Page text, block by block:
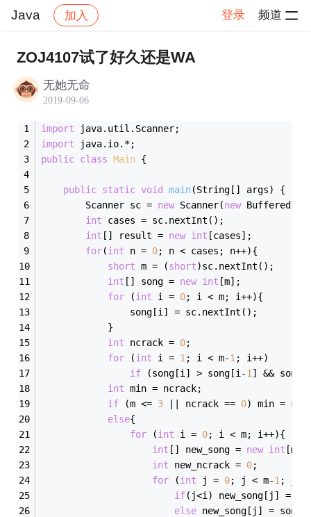
Java 加入 登录 频道
社区 Java 帖子详情
ZOJ4107试了好久还是WA
无她无命
2019-09-06
import java.util.Scanner;
import java.io.*;
public class Main {
public static void main(String[] args)
{
		Scanner sc =
new Scanner(new
int cases = sc.nextInt();
int [] result = new int [cases];
for(int n = 0; n < cases; n++){
short m = (short)sc.nextInt();
int [] song = new int [m];
for (int i = 0; i < m; i++){
				song[i] = sc.nextInt();
			}
int ncrack = 0;
for (int i = 1 ; i < m-1
if (song[i] > song[i-1 ] &&
int min = ncrack;
if (m <= 3 || ncrack == 0) min = 0
else{
for (int i = 0; i < m; i++){
int [] new_song = new int [m-
int new_ncrack = 0;
for (int j = 0; j < m-1 ;
if(j<i) new_song[j] =
else new_song[j] =